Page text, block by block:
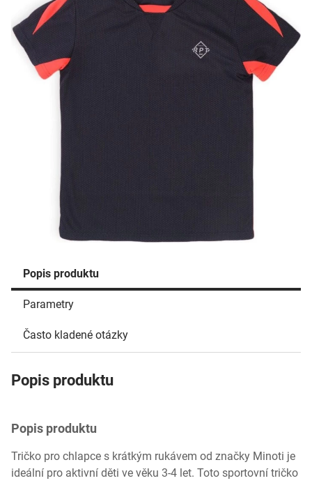
Popis produktu
Parametry
Často kladené otázky
Popis produktu
Popis produktu
Tričko pro chlapce s krátkým rukávem od značky Minoti je
ideální pro aktivní děti ve věku 3-4 let. Toto sportovní tričko